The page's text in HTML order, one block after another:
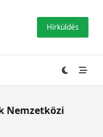
Hírküldés
Nemzetközi